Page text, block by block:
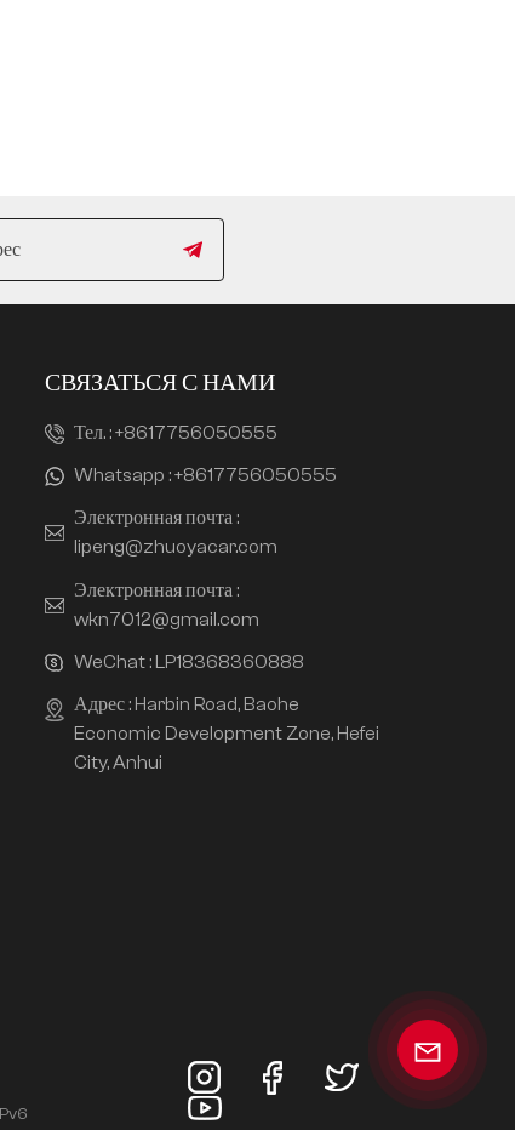
СВЯЗАТЬСЯ С НАМИ
Тел. :+8617756050555
Whatsapp :+8617756050555
Электронная почта :
lipeng@zhuoyacar.com
Электронная почта :
wkn7012@gmail.com
WeChat : LP18368360888
Адрес : Harbin Road, Baohe
Economic Development Zone, Hefei
City, Anhui